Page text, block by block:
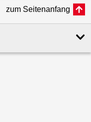
zum Seitenanfang